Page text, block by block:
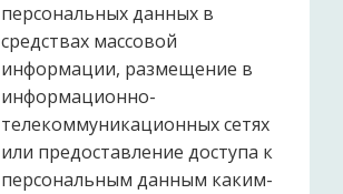
персональных данных в
средствах массовой
информации, размещение в
информационно-
телекоммуникационных сетях
или предоставление доступа к
персональным данным каким-